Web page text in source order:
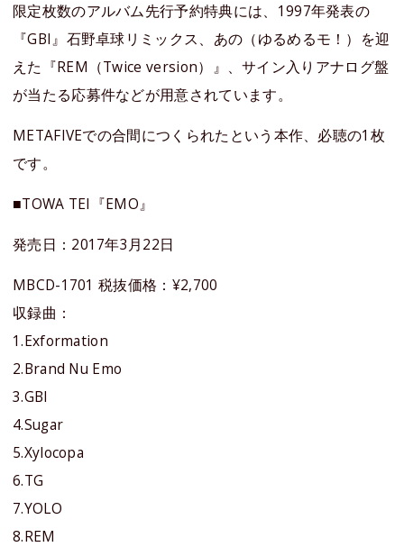
限定枚数のアルバム先行予約特典には、1997年発表の
『GBI』石野卓球リミックス、あの（ゆるめるモ！）を迎
えた『REM（Twice version）』、サイン入りアナログ盤
が当たる応募件などが用意されています。
METAFIVEでの合間につくられたという本作、必聴の1枚
です。
■TOWA TEI『EMO』
発売日：2017年3月22日
MBCD-1701 税抜価格：¥2,700
収録曲：
1.Exformation
2.Brand Nu Emo
3.GBI
4.Sugar
5.Xylocopa
6.TG
7.YOLO
8.REM